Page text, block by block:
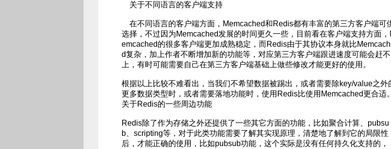
关于不同语言的客户端支持
在不同语言的客户端方面，Memcached和Redis都有丰富的第三方客户端可
选择，不过因为Memcached发展的时间更久一些，目前看在客户端支持方面，
emcached的很多客户端更加成熟稳定，而Redis由于其协议本身就比
d复杂，加上作者不断增加新的功能等，对应第三方客户端跟进速度可能会赶不
上，有时可能需要自己在第三方客户端基础上做些修改才能更好的使用。
根据以上比较不难看出，当我们不希望数据被踢出，或者需要除key/value之外
更多数据类型时，或者需要落地功能时，使用Redis比使用Memcached更合适。
关于Redis的一些周边功能
Redis除了作为存储之外还提供了一些其它方面的功能，比如聚合计算、pubsu
b、scripting等，对于此类功能需要了解其实现原理，清楚地了解到它的局限性
后，才能正确的使用，比如pubsub功能，这个实际是没有任何持久化支持的，